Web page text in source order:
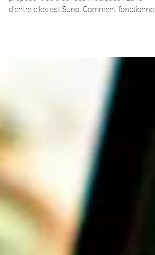
Outre le texte ou les images, des IA vous
elle ?